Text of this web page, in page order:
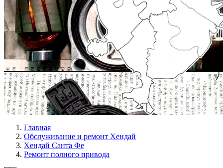
Главная
Обслуживание и ремонт Хендай
Хендай Санта Фе
Ремонт полного привода